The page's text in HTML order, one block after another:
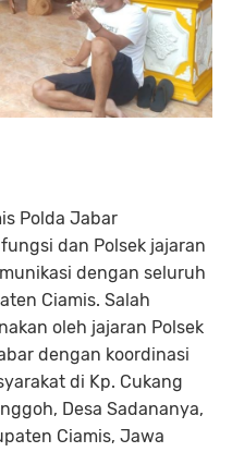
Polda Jabar
dan Polsek jajaran
dengan seluruh
Ciamis. Salah
oleh jajaran Polsek
dengan koordinasi
di Kp. Cukang
Desa Sadananya,
Ciamis, Jawa